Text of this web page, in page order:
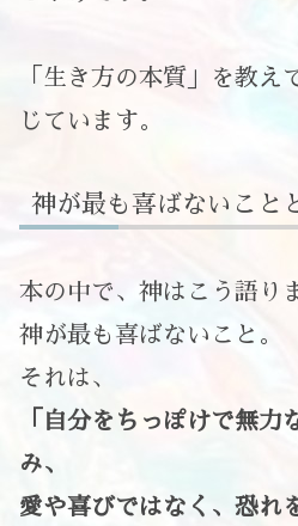
「生き方の本質」を教え
じています。
神が最も喜ばないこと
本の中で、神はこう語り
神が最も喜ばないこと。
それは、
「自分をちっぽけで無力
み、
愛や喜びではなく、恐れ